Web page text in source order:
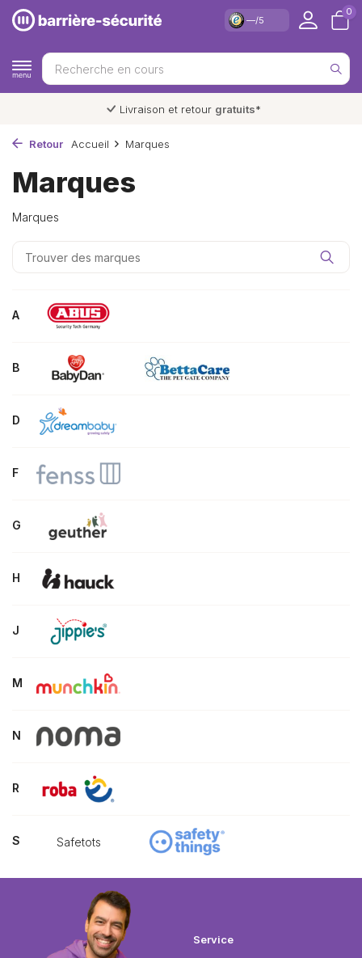
—/5
0
Livraison et retour gratuits*
Retour Accueil Marques
Marques
Marques
A
B
D
F
G
H
J
M
N
R
S Safetots
Service